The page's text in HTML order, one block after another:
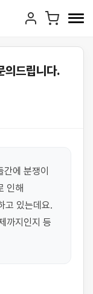
의드립니다.
에 분쟁이
인해
고 있는데요.
까지인지 등